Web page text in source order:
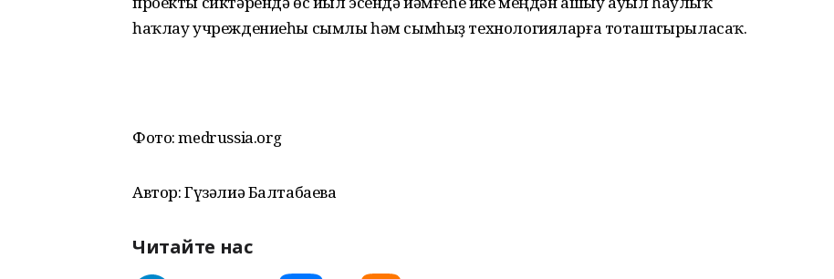
һаҡлау учреждениеһы сымлы һәм сымһыҙ технологияларға тоташтырыласаҡ.
Фото: medrussia.org
Автор: Гүзәлиә Балтабаева
Читайте нас